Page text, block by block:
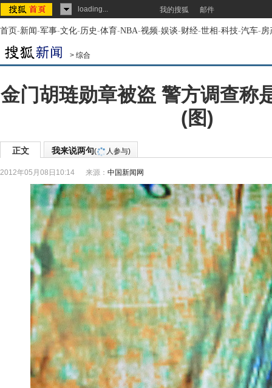
loading... 我的搜狐 邮件
首页-新闻-军事-文化-历史-体育-NBA-视频-娱谈-财经-世相-科技-汽车-房
> 综合
金门胡琏勋章被盗 警方调查称
(图)
正文 我来说两句( 人参与)
2012年05月08日10:14 来源： 中国新闻网